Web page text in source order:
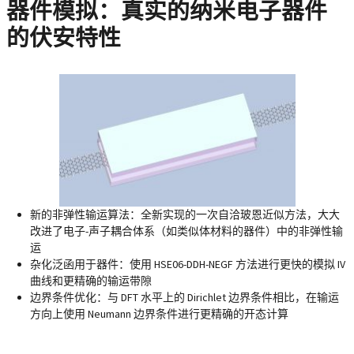
器件模拟：真实的纳米电子器件
的伏安特性
新的非弹性输运算法：全新实现的一次自洽玻恩近似方法，大大
改进了电子-声子耦合体系（如类似体材料的器件）中的非弹性输
运
杂化泛函用于器件：使用 HSE06-DDH-NEGF 方法进行更快的模拟 IV
曲线和更精确的输运带隙
边界条件优化：与 DFT 水平上的 Dirichlet 边界条件相比，在输运
方向上使用 Neumann 边界条件进行更精确的开态计算